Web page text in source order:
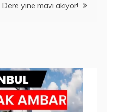
Dere yine mavi akıyor!